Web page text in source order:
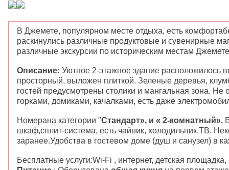
В Джемете, популярном месте отдыха, есть
раскинулись различные продуктовые и сувенирные
различные экскурсии по историческим местам
Описание: Уютное 2-этажное здание расположилось
просторный, выложен плиткой. Зеленые деревья,
гостей предусмотрены столики и мангальная зона.
горками, домиками, качалками, есть даже
Номерана категории "Стандарт», и « 2-комнатный».
шкаф,сплит-система, есть чайник, холодильник,ТВ.
заранее.Удобства в гостевом доме (душ и санузел) в
Бесплатные услуги:Wi-Fi , интернет, детская